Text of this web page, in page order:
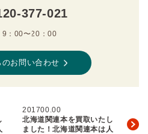
377-021
9：00〜20：00
お問い合わせ
201700.00
北海道関連本を買取いたし
ました！北海道関連本は人